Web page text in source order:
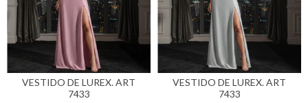
VESTIDO DE LUREX. ART
7433
VESTIDO DE LUREX. ART
7433